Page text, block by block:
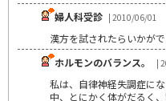
婦人科受診 | 2010/06/01
漢方を試されたらいかがで
ホルモンのバランス。
|
私は、自律神経失調症に
中、とにかく体がだるく